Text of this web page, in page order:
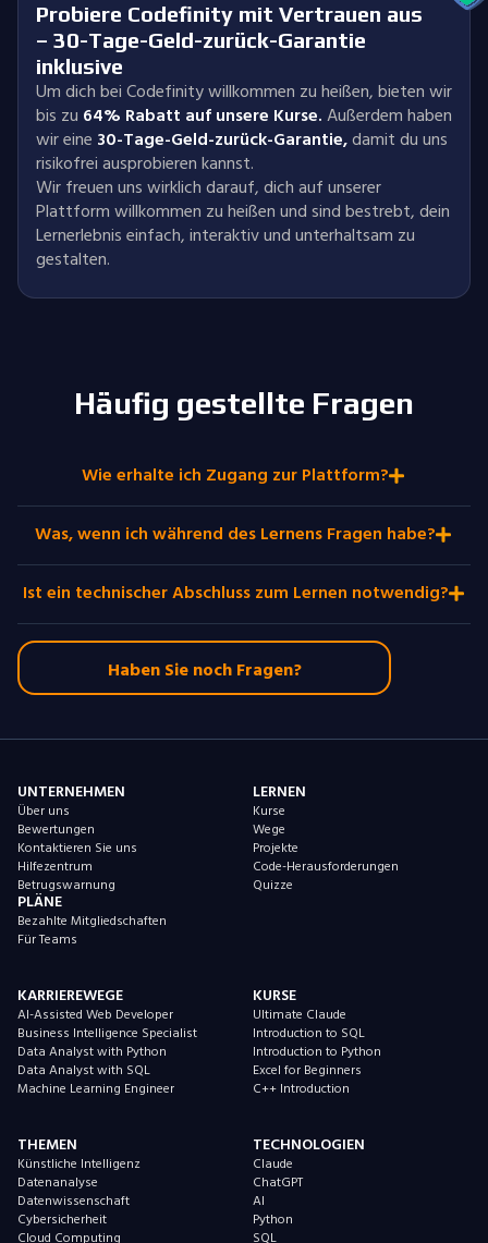
Probiere Codefinity mit Vertrauen aus
– 30-Tage-Geld-zurück-Garantie
inklusive
Um dich bei Codefinity willkommen zu heißen, bieten wir
bis zu 64% Rabatt auf unsere Kurse.Außerdem haben
wir eine 30-Tage-Geld-zurück-Garantie,damit du uns
risikofrei ausprobieren kannst.
Wir freuen uns wirklich darauf, dich auf unserer
Plattform willkommen zu heißen und sind bestrebt, dein
Lernerlebnis einfach, interaktiv und unterhaltsam zu
gestalten.
Häufig gestellte Fragen
Wie erhalte ich Zugang zur Plattform?
Was, wenn ich während des Lernens Fragen habe?
Ist ein technischer Abschluss zum Lernen notwendig?
Haben Sie noch Fragen?
UNTERNEHMEN
Über uns
Bewertungen
Kontaktieren Sie uns
Hilfezentrum
Betrugswarnung
PLÄNE
Bezahlte Mitgliedschaften
Für Teams
LERNEN
Kurse
Wege
Projekte
Code-Herausforderungen
Quizze
KARRIEREWEGE
AI-Assisted Web Developer
Business Intelligence Specialist
Data Analyst with Python
Data Analyst with SQL
Machine Learning Engineer
KURSE
Ultimate Claude
Introduction to SQL
Introduction to Python
Excel for Beginners
C++ Introduction
THEMEN
Künstliche Intelligenz
Datenanalyse
Datenwissenschaft
Cybersicherheit
Cloud Computing
TECHNOLOGIEN
Claude
ChatGPT
AI
Python
SQL